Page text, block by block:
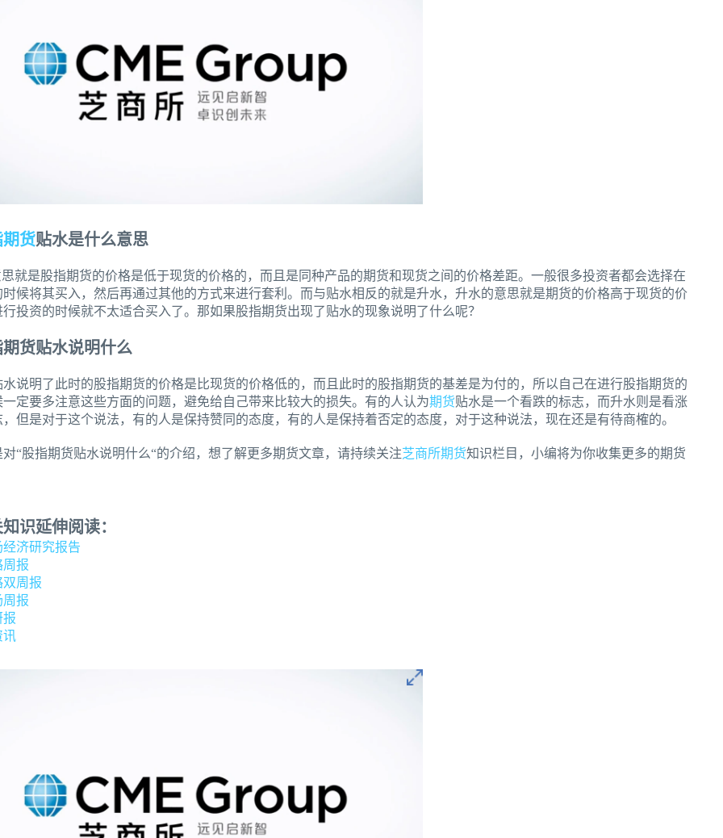
货贴水是什么意思
思就是股指期货的价格是低于现货的价格的，而且是同种产品的期货和现货之间的价格差距。一般很多投资者都会选择在
候将其买入，然后再通过其他的方式来进行套利。而与贴水相反的就是升水，升水的意思就是期货的价格高于现货的价
投资的时候就不太适合买入了。那如果股指期货出现了贴水的现象说明了什么呢？
货贴水说明什么
说明了此时的股指期货的价格是比现货的价格低的，而且此时的股指期货的基差是为付的，所以自己在进行股指期货的
定要多注意这些方面的问题，避免给自己带来比较大的损失。有的人认为期货贴水是一个看跌的标志，而升水则是看涨
但是对于这个说法，有的人是保持赞同的态度，有的人是保持着否定的态度，对于这种说法，现在还是有待商榷的。
“股指期货贴水说明什么“的介绍，想了解更多期货文章，请持续关注芝商所期货知识栏目，小编将为你收集更多的期货
识延伸阅读：
济研究报告
周报
周报
周报
报
讯